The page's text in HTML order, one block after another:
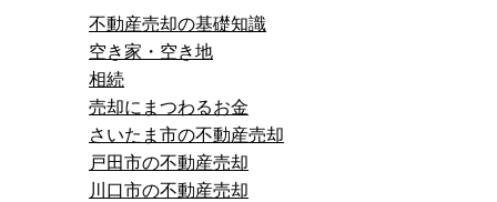
不動産売却の基礎知識
空き家・空き地
相続
売却にまつわるお金
さいたま市の不動産売却
戸田市の不動産売却
川口市の不動産売却